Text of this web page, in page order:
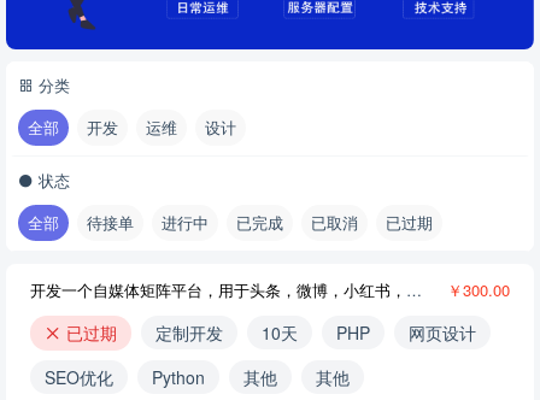
分类
全部
开发 运维 设计
状态
全部
待接单 进行中 已完成 已取消 已过期
开发一个自媒体矩阵平台，用于头条，微博，小红书，文章视频一键发布，并可以单独删除的平台 ￥300.00
已过期 定制开发 10天 PHP
网页设计
SEO优化
Python 其他 其他